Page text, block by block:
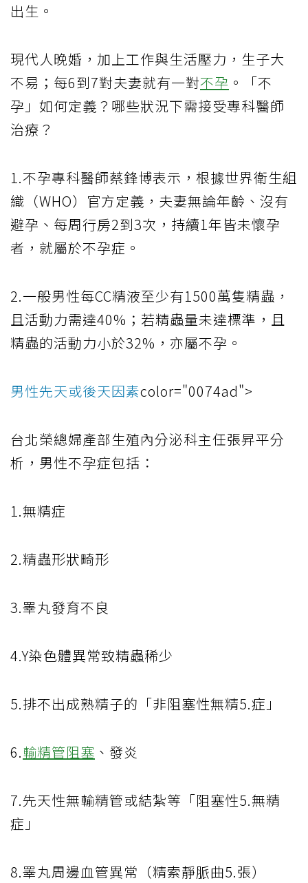
出生。
現代人晚婚，加上工作與生活壓力，生子大
不易；每6到7對夫妻就有一對不孕 。「不
孕」如何定義？哪些狀況下需接受專科醫師
治療？
1.不孕專科醫師蔡鋒博表示，根據世界衛生組
織（WHO）官方定義，夫妻無論年齡、沒有
避孕、每周行房2到3次，持續1年皆未懷孕
者，就屬於不孕症。
2.一般男性每CC精液至少有1500萬隻精蟲，
且活動力需達40%；若精蟲量未達標準，且
精蟲的活動力小於32%，亦屬不孕。
男性先天或後天因素color="0074ad">
台北榮總婦產部生殖內分泌科主任張昇平分
析，男性不孕症包括：
1.無精症
2.精蟲形狀畸形
3.睪丸發育不良
4.Y染色體異常致精蟲稀少
5.排不出成熟精子的「非阻塞性無精5.症」
6.輸精管阻塞 、發炎
7.先天性無輸精管或結紮等「阻塞性5.無精
症」
8.睪丸周邊血管異常（精索靜脈曲5.張）